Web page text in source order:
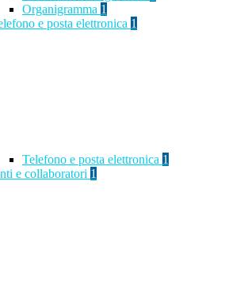
Organigramma 1
e posta elettronica 1
Telefono e posta elettronica 1
e collaboratori 1